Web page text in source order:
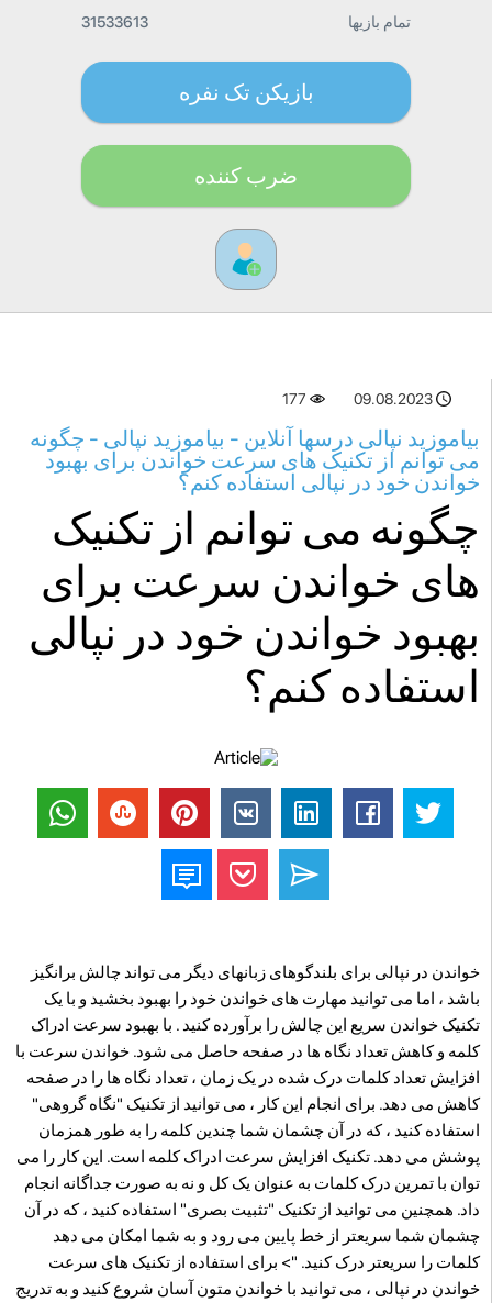
تمام بازیها 31533613
بازیکن تک نفره
ضرب کننده
09.08.2023
177
بیاموزید نپالی درسها آنلاین - بیاموزید نپالی - چگونه
می توانم از تکنیک های سرعت خواندن برای بهبود
خواندن خود در نپالی استفاده کنم؟
چگونه می توانم از تکنیک
های خواندن سرعت برای
بهبود خواندن خود در نپالی
استفاده کنم؟
خواندن در نپالی برای بلندگوهای زبانهای دیگر می تواند چالش برانگیز
باشد ، اما می توانید مهارت های خواندن خود را بهبود بخشید و با یک
تکنیک خواندن سریع این چالش را برآورده کنید . با بهبود سرعت ادراک
کلمه و کاهش تعداد نگاه ها در صفحه حاصل می شود. خواندن سرعت با
افزایش تعداد کلمات درک شده در یک زمان ، تعداد نگاه ها را در صفحه
کاهش می دهد. برای انجام این کار ، می توانید از تکنیک "نگاه گروهی"
استفاده کنید ، که در آن چشمان شما چندین کلمه را به طور همزمان
پوشش می دهد. تکنیک افزایش سرعت ادراک کلمه است. این کار را می
توان با تمرین درک کلمات به عنوان یک کل و نه به صورت جداگانه انجام
داد. همچنین می توانید از تکنیک "تثبیت بصری" استفاده کنید ، که در آن
چشمان شما سریعتر از خط پایین می رود و به شما امکان می دهد
کلمات را سریعتر درک کنید. "> برای استفاده از تکنیک های سرعت
خواندن در نپالی ، می توانید با خواندن متون آسان شروع کنید و به تدریج